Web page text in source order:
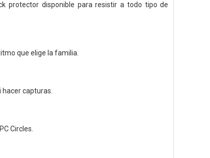
protector disponible para resistir a todo tipo de
que elige la familia.
hacer capturas.
Circles.